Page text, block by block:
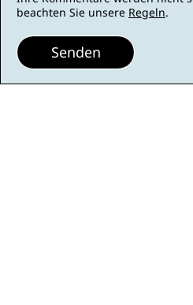
beachten Sie unsere Regeln.
Senden